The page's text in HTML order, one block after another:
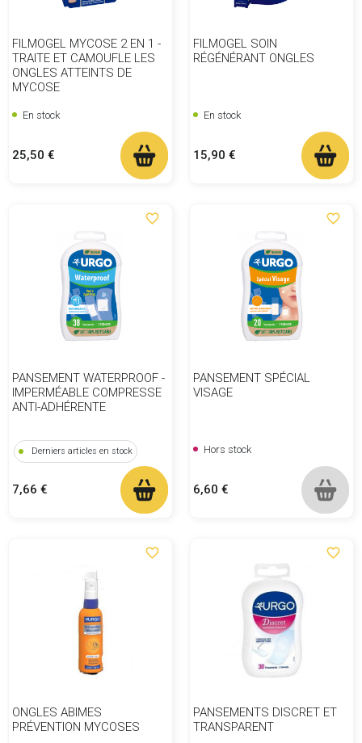
FILMOGEL MYCOSE 2 EN 1 -
TRAITE ET CAMOUFLE LES
ONGLES ATTEINTS DE
MYCOSE
En stock
Prix
25,50 €
FILMOGEL SOIN
RÉGÉNÉRANT ONGLES
En stock
Prix
15,90 €
favorite_border
PANSEMENT WATERPROOF -
IMPERMÉABLE COMPRESSE
ANTI-ADHÉRENTE
Derniers articles en stock
Prix
7,66 €
favorite_border
PANSEMENT SPÉCIAL
VISAGE
Hors stock
Prix
6,60 €
favorite_border
ONGLES ABIMES
PRÉVENTION MYCOSES
favorite_border
PANSEMENTS DISCRET ET
TRANSPARENT